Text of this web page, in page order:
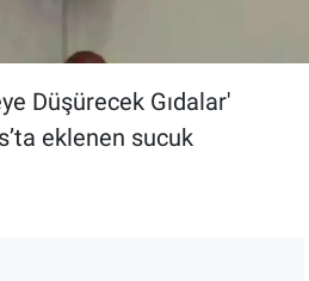
Düşürecek Gıdalar'
eklenen sucuk